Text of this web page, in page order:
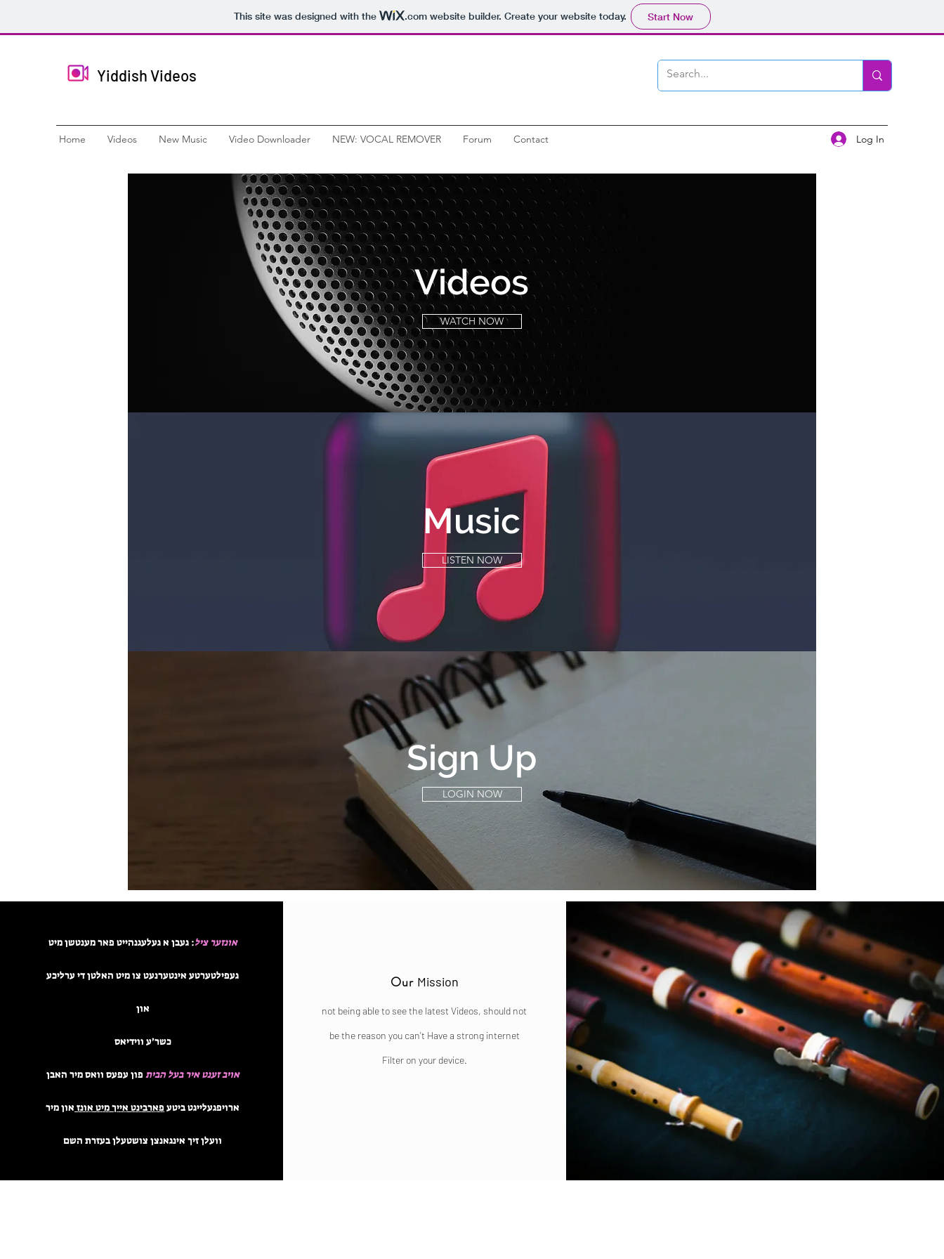
This site was designed with the .comwebsite builder. Create your website today. Start Now
Yiddish Videos
Home Videos New Music Video Downloader NEW: VOCAL REMOVER Forum Contact Log In
Videos
WATCH NOW
Music
LISTEN NOW
Sign Up
LOGIN NOW
אונזער ציל: געבן א געלעגנהייט פאר מענטשן מיט
געפילטערטע אינטערנעט צו מיט האלטן די ערליכע
און
כשר׳ע ווידיאס
אויב זענט איר בעל הבית פון עפעס וואס מיר האבן
ארויפגעלייגטביטע פארבינט אייך מיט אונז און מיר
וועלן זיך אינגאנצן צושטעלן בעזרת השם
Our Mission
not being able to see the latest Videos, should not
be the reason you can't Have a strong internet
Filter on your device.